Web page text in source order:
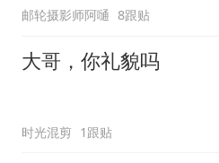
邮轮摄影师阿嗵 8跟贴
大哥，你礼貌吗
时光混剪 1跟贴